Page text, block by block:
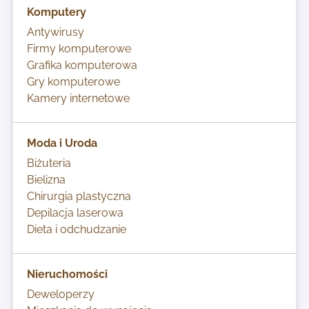
Komputery
Antywirusy
Firmy komputerowe
Grafika komputerowa
Gry komputerowe
Kamery internetowe
Moda i Uroda
Biżuteria
Bielizna
Chirurgia plastyczna
Depilacja laserowa
Dieta i odchudzanie
Nieruchomości
Deweloperzy